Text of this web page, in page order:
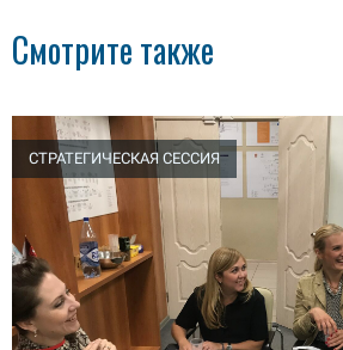
Смотрите также
СТРАТЕГИЧЕСКАЯ СЕССИЯ